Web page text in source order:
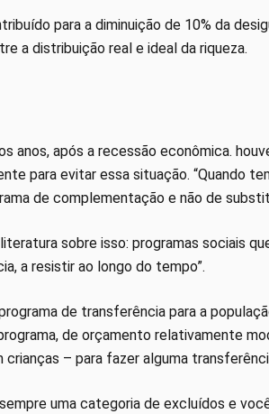
para a diminuição de 10% da
a distribuição real e ideal da riqueza.
anos, após a recessão econômica.
para evitar essa situação. “Quando
de complementação e não de
sobre isso: programas sociais
a resistir ao longo do tempo”.
de transferência para a
de orçamento relativamente
– para fazer alguma
uma categoria de excluídos e